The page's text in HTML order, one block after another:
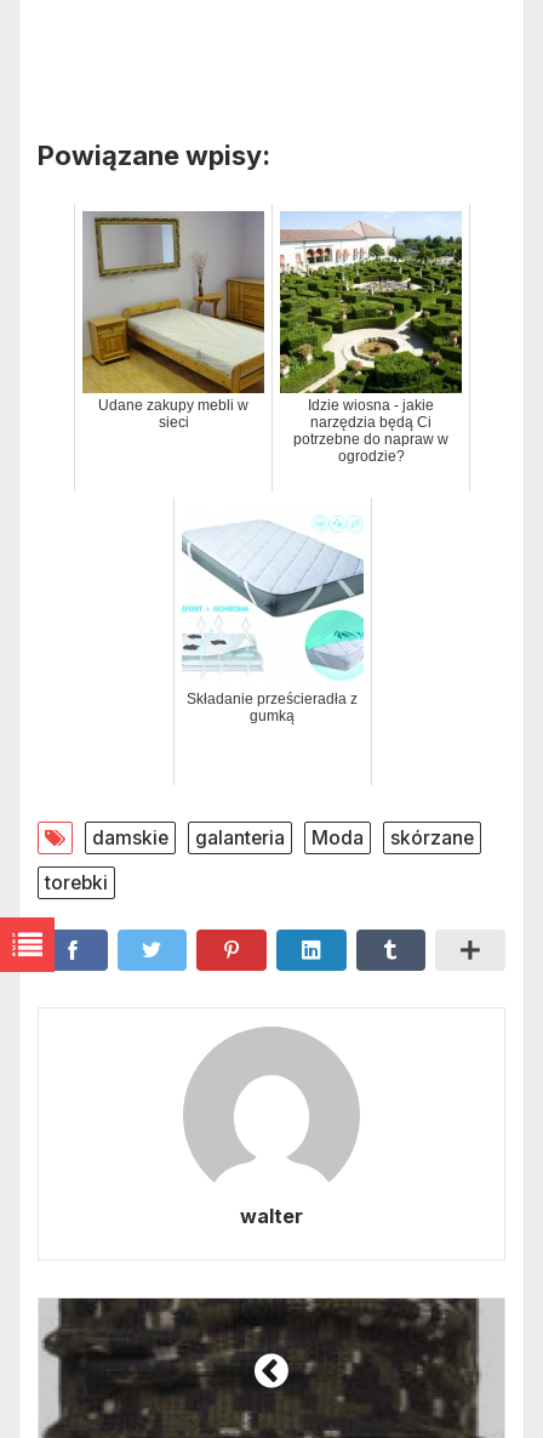
Powiązane wpisy:
Udane zakupy mebli w
sieci
Idzie wiosna - jakie
narzędzia będą Ci
potrzebne do napraw w
ogrodzie?
Składanie prześcieradła z
gumką
damskie galanteria Moda
skórzane
torebki
walter